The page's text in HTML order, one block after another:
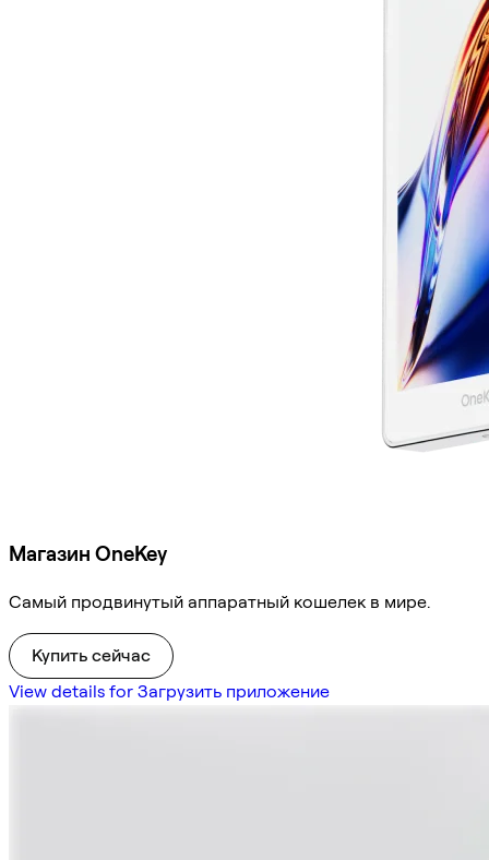
Магазин OneKey
Самый продвинутый аппаратный кошелек в мире.
Купить сейчас
View details for Загрузить приложение